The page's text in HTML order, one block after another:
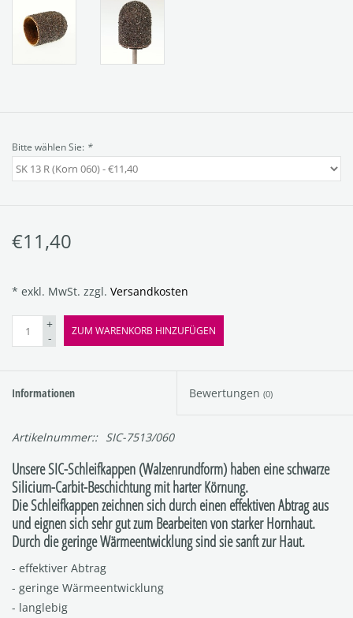
Bitte wählen Sie: *
€11,40
* exkl. MwSt. zzgl. Versandkosten
+
-
ZUM WARENKORB HINZUFÜGEN
Informationen Bewertungen (0)
Artikelnummer:: SIC-7513/060
Unsere SIC-Schleifkappen (Walzenrundform) haben eine schwarze
Silicium-Carbit-Beschichtung mit harter Körnung.
Die Schleifkappen zeichnen sich durch einen effektiven Abtrag aus
und eignen sich sehr gut zum Bearbeiten von starker Hornhaut.
Durch die geringe Wärmeentwicklung sind sie sanft zur Haut.
- effektiver Abtrag
- geringe Wärmeentwicklung
- langlebig